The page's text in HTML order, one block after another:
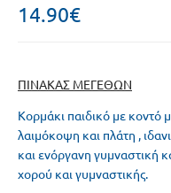
14.90€
Κορμάκι παιδικό με κοντό
λαιμόκοψη και πλάτη ,
και ενόργανη γυμναστική
χορού και γυμναστικής.
ΠΙΝΑΚΑΣ ΜΕΓΕΘΩΝ